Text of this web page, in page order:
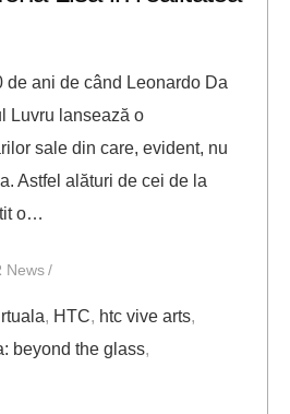
de ani de când Leonardo Da
Luvru lansează o
sale din care, evident, nu
Astfel alături de cei de la
o…
News
, HTC, htc vive arts,
beyond the glass,